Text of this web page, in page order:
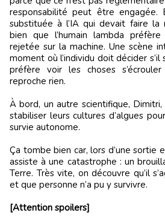
responsabilité peut être engagée.
substituée à l’IA qui devait faire la
bien que l’humain lambda
rejetée sur la machine. Une scène
moment où l’individu doit décider s’il
préfère voir les choses
reproche rien.
À bord, un autre scientifique,
stabiliser leurs cultures d’algues
survie autonome.
Ça tombe bien car, lors d’une sortie
assiste à une catastrophe : un
Terre. Très vite, on découvre qu’il
et que personne n’a pu y survivre.
[Attention spoilers]